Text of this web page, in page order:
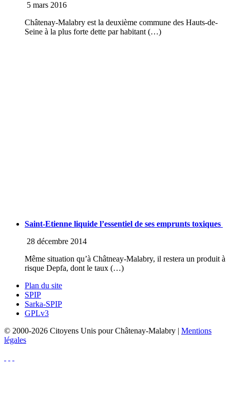
5 mars 2016
Châtenay-Malabry est la deuxième commune des Hauts-de-
Seine à la plus forte dette par habitant (…)
Saint-Etienne liquide l’essentiel de ses emprunts toxiques
28 décembre 2014
Même situation qu’à Châtneay-Malabry, il restera un produit à
risque Depfa, dont le taux (…)
Plan du site
SPIP
Sarka-SPIP
GPLv3
© 2000-2026 Citoyens Unis pour Châtenay-Malabry | Mentions
légales